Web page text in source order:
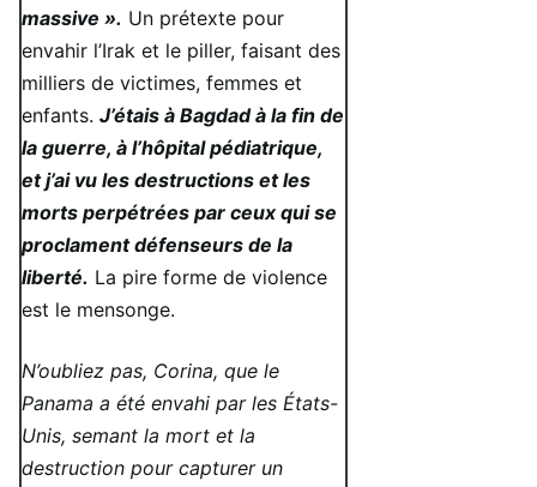
massive ». Un prétexte pour
envahir l’Irak et le piller, faisant des
milliers de victimes, femmes et
enfants. J’étais à Bagdad à la fin de
la guerre, à l’hôpital pédiatrique,
et j’ai vu les destructions et les
morts perpétrées par ceux qui se
proclament défenseurs de la
liberté. La pire forme de violence
est le mensonge.
N’oubliez pas, Corina, que le
Panama a été envahi par les États-
Unis, semant la mort et la
destruction pour capturer un